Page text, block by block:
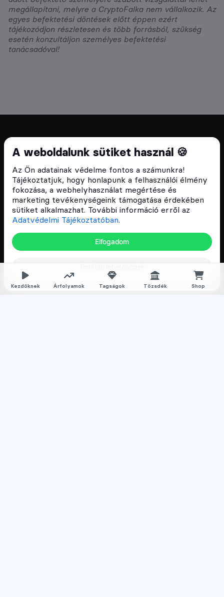
Kezdőknek Árfolyamok Tagságok Tőzsdék Shop
A weboldalunk sütiket használ 🍪
Az Ön adatainak védelme fontos a számunkra!
Tájékoztatjuk, hogy honlapunk a felhasználói élmény
fokozása, a webhelyhasználat megértése és
marketing tevékenységeink támogatása érdekében
sütiket alkalmazhat. További információ erről az
Adatvédelmi Tájékoztatóban.
Elfogadom
megállapítani, melyre a CryptoFalka nem vállalkozik. Az
egyes befektetési döntések előtt éppen ezért
tájékozódjon részletesen és több forrásból, szükség
esetén konzultáljon személyes befektetési
tanácsadóval!
Cryptofalka 2018 óta
Szívünkön viseljük a blokklánc technológia
népszerűsítését Magyarországon, ezért 2018 óta a
Cryptofalka célja, hogy biztosítsa a hazai közösség
és vállalatok digitális oktatását és fejlődését.
Oldalak
Árfolyamok
Rólunk